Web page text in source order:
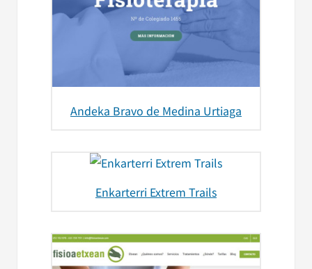
Andeka Bravo de Medina Urtiaga
Enkarterri Extrem Trails